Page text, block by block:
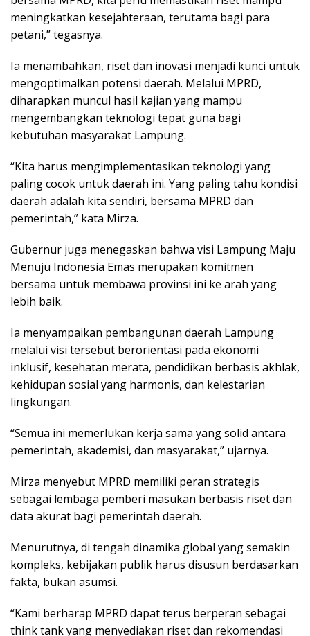
meningkatkan kesejahteraan, terutama bagi para
petani,” tegasnya.
Ia menambahkan, riset dan inovasi menjadi kunci untuk
mengoptimalkan potensi daerah. Melalui MPRD,
diharapkan muncul hasil kajian yang mampu
mengembangkan teknologi tepat guna bagi
kebutuhan masyarakat Lampung.
“Kita harus mengimplementasikan teknologi yang
paling cocok untuk daerah ini. Yang paling tahu kondisi
daerah adalah kita sendiri, bersama MPRD dan
pemerintah,” kata Mirza.
Gubernur juga menegaskan bahwa visi Lampung Maju
Menuju Indonesia Emas merupakan komitmen
bersama untuk membawa provinsi ini ke arah yang
lebih baik.
Ia menyampaikan pembangunan daerah Lampung
melalui visi tersebut berorientasi pada ekonomi
inklusif, kesehatan merata, pendidikan berbasis akhlak,
kehidupan sosial yang harmonis, dan kelestarian
lingkungan.
“Semua ini memerlukan kerja sama yang solid antara
pemerintah, akademisi, dan masyarakat,” ujarnya.
Mirza menyebut MPRD memiliki peran strategis
sebagai lembaga pemberi masukan berbasis riset dan
data akurat bagi pemerintah daerah.
Menurutnya, di tengah dinamika global yang semakin
kompleks, kebijakan publik harus disusun berdasarkan
fakta, bukan asumsi.
“Kami berharap MPRD dapat terus berperan sebagai
think tank yang menyediakan riset dan rekomendasi